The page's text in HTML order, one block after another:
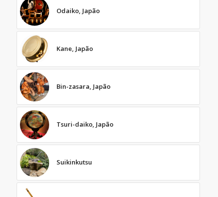
Odaiko, Japão
Kane, Japão
Bin-zasara, Japão
Tsuri-daiko, Japão
Suikinkutsu